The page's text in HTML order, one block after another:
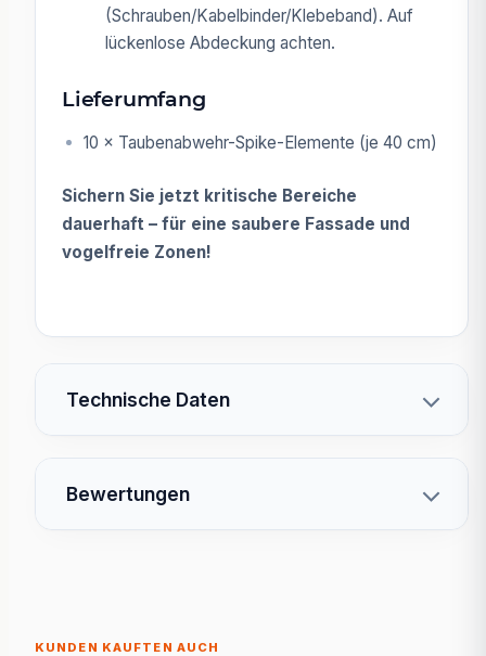
(Schrauben/Kabelbinder/Klebeband). Auf
lückenlose Abdeckung achten.
Lieferumfang
10 × Taubenabwehr-Spike-Elemente (je 40 cm)
Sichern Sie jetzt kritische Bereiche
dauerhaft – für eine saubere Fassade und
vogelfreie Zonen!
Technische Daten
Bewertungen
KUNDEN KAUFTEN AUCH